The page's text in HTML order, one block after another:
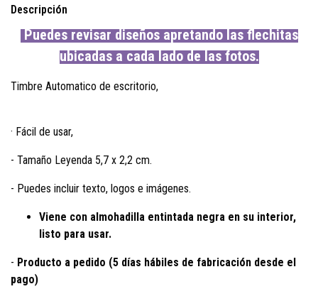
Descripción
Puedes revisar diseños apretando las flechitas
ubicadas a cada lado de las fotos.
Timbre Automatico de escritorio,
· Fácil de usar,
- Tamaño Leyenda 5,7 x 2,2 cm.
- Puedes incluir texto, logos e imágenes.
Viene con almohadilla entintada negra en su interior,
listo para usar.
- Producto a pedido (5 días hábiles de fabricación desde el
pago)